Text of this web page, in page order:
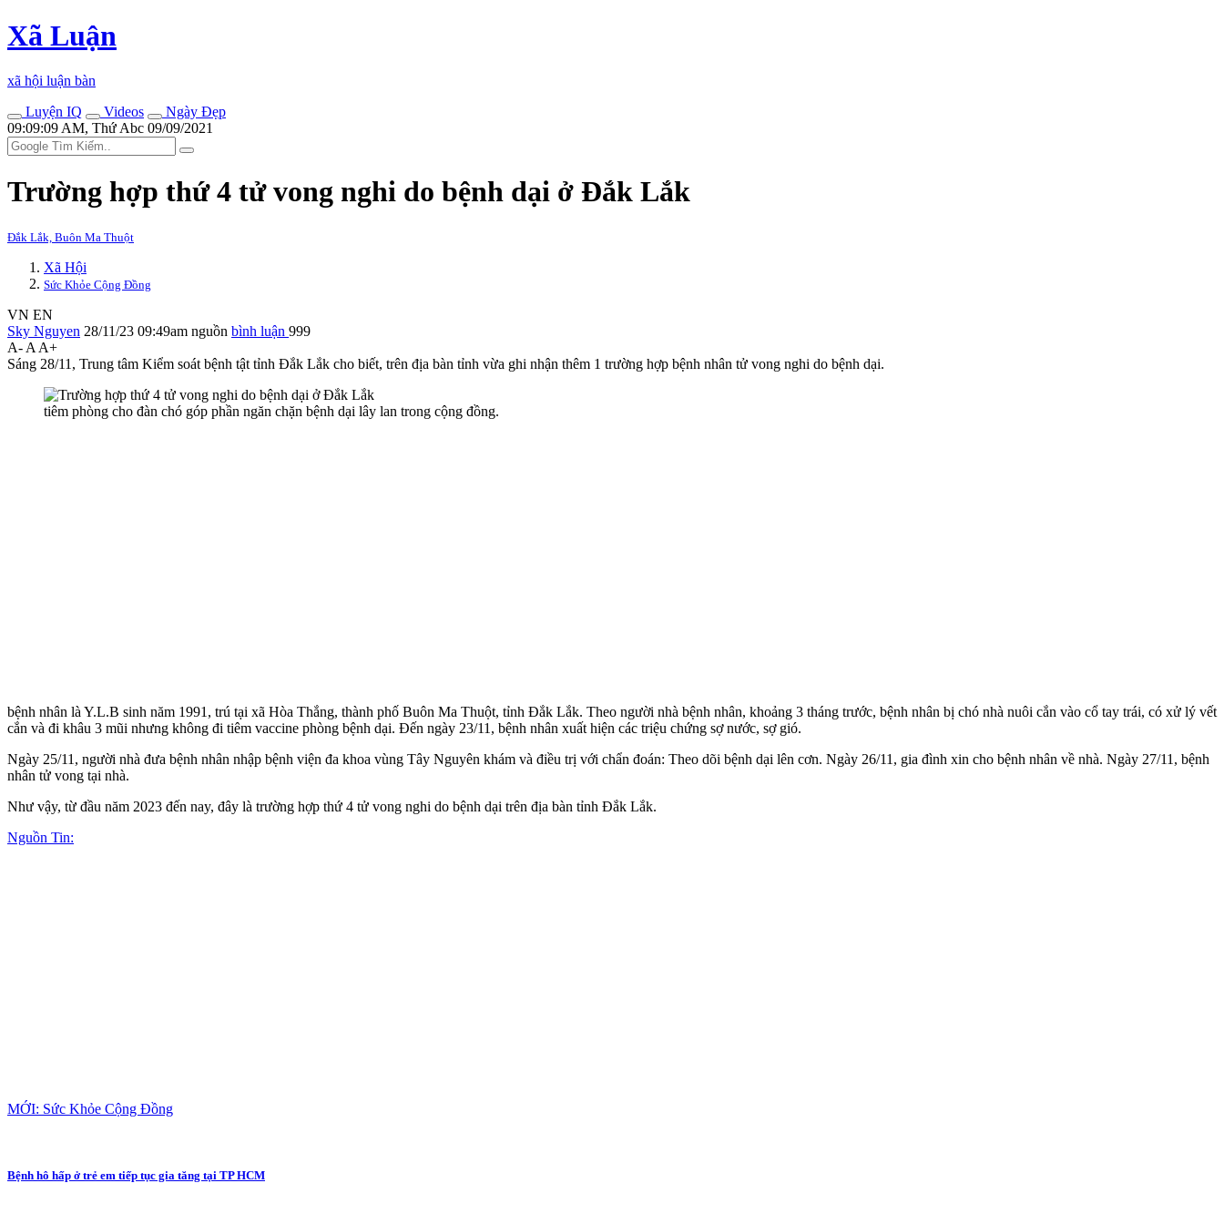
Xã Luận
xã hội luận bàn
Luyện IQ
Videos
Ngày Đẹp
09:09:09 AM, Thứ Abc 09/09/2021
Trường hợp thứ 4 t‌ử von‌g nghi do bệnh dại ở Đắk Lắk
Đắk Lắk, Buôn Ma Thuột
Xã Hội
Sức Khỏe Cộng Đồng
VN EN
Sky Nguyen 28/11/23 09:49am nguồn bình luận 999
A- A A+
Sáng 28/11, Trung tâm Kiểm soát bệnh tật tỉnh Đắk Lắk cho biết, trên địa bàn tỉnh vừa ghi nhận thêm 1 trường hợp bệnh nhân t‌ử von‌g nghi do bệnh dại.
tiêm phòng cho đàn chó góp phần ngăn chặn bệnh dại lây lan trong cộng đồng.
bệnh nhân là Y.L.B sinh năm 1991, trú tại xã Hòa Thắng, thành phố Buôn Ma Thuột, tỉnh Đắk Lắk. Theo người nhà bệnh nhân, khoảng 3 tháng trước, bệnh nhân bị chó nhà nuôi cắn vào cổ tay trái, có xử lý vết
cắn và đi khâu 3 mũi nhưng không đi tiêm vaccine phòng bệnh dại. Đến ngày 23/11, bệnh nhân xuất hiện các triệu chứng sợ nước, sợ gió.
Ngày 25/11, người nhà đưa bệnh nhân nhập bệnh viện đa khoa vùng Tây Nguyên khám và điều trị với chẩn đoán: Theo dõi bệnh dại lên cơn. Ngày 26/11, gia đình xin cho bệnh nhân về nhà. Ngày 27/11, bệnh
nhân t‌ử von‌g tại nhà.
Như vậy, từ đầu năm 2023 đến nay, đây là trường hợp thứ 4 t‌ử von‌g nghi do bệnh dại trên địa bàn tỉnh Đắk Lắk.
Nguồn Tin:
MỚI: Sức Khỏe Cộng Đồng
Bệnh hô hấp ở trẻ em tiếp tục gia tăng tại TP HCM